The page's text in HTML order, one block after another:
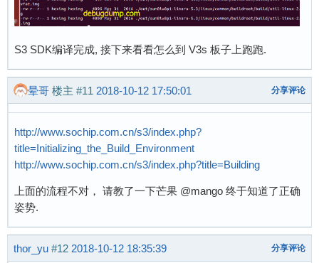
S3 SDK编译完成, 接下来看看怎么到 V3s 板子上跑跑.
晕哥 楼主 #11 2018-10-12 17:50:01 分享评论
http://www.sochip.com.cn/s3/index.php?
title=Initializing_the_Build_Environment
http://www.sochip.com.cn/s3/index.php?title=Building
上面的流程不对， 请教了一下芒果 @mango 终于知道了正确
姿势.
thor_yu #12 2018-10-12 18:35:39 分享评论